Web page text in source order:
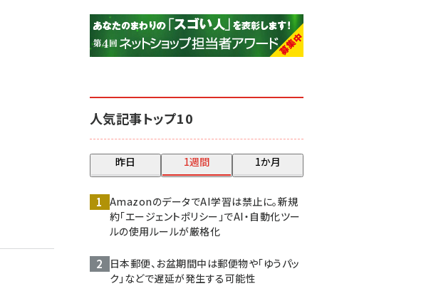
アスクル (1122)
base (1081)
人気記事トップ10
昨日 1週間 1か月
AmazonのデータでAI学習は禁止に。新規
約「エージェントポリシー」でAI・自動化ツー
ルの使用ルールが厳格化
日本郵便、お盆期間中は郵便物や「ゆうパッ
ク」などで遅延が発生する可能性